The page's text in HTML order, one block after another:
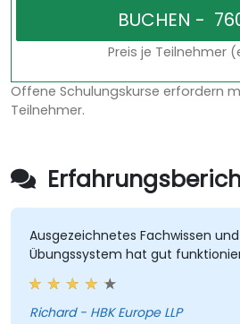
Preis je Teilnehmer
Offene Schulungskurse erfordern
Teilnehmer.
Ausgezeichnetes Fachwissen
Übungssystem hat gut
Richard - HBK Europe LLP